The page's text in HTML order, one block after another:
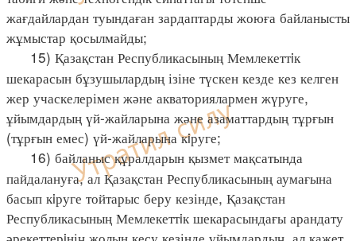
жағдайлардан туындаған зардаптарды жоюға байланысты
жұмыстар қосылмайды;
15) Қазақстан Республикасының Мемлекеттiк
шекарасын бұзушылардың ізіне түскен кезде кез келген
жер учаскелерімен және акваториялармен жүруге,
ұйымдардың үй-жайларына және азаматтардың тұрғын
(тұрғын емес) үй-жайларына кiруге;
16) байланыс құралдарын қызмет мақсатында
пайдалануға, ал Қазақстан Республикасының аумағына
басып кiруге тойтарыс беру кезінде, Қазақстан
Республикасының Мемлекеттiк шекарасындағы арандату